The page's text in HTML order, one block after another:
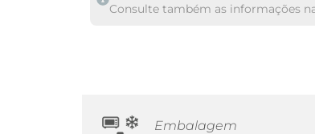
Consulte também as informações
Embalagem